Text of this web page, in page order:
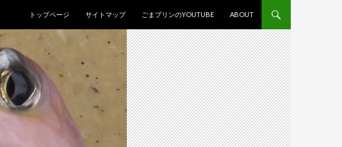
トップページ
サイトマップ ごまプリンのYOUTUBE ABOUT